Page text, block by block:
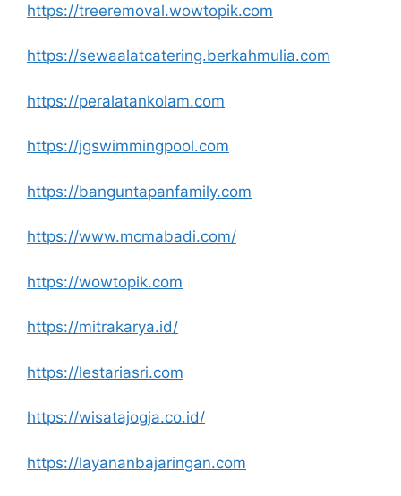
https://treeremoval.wowtopik.com
https://sewaalatcatering.berkahmulia.com
https://peralatankolam.com
https://jgswimmingpool.com
https://banguntapanfamily.com
https://www.mcmabadi.com/
https://wowtopik.com
https://mitrakarya.id/
https://lestariasri.com
https://wisatajogja.co.id/
https://layananbajaringan.com